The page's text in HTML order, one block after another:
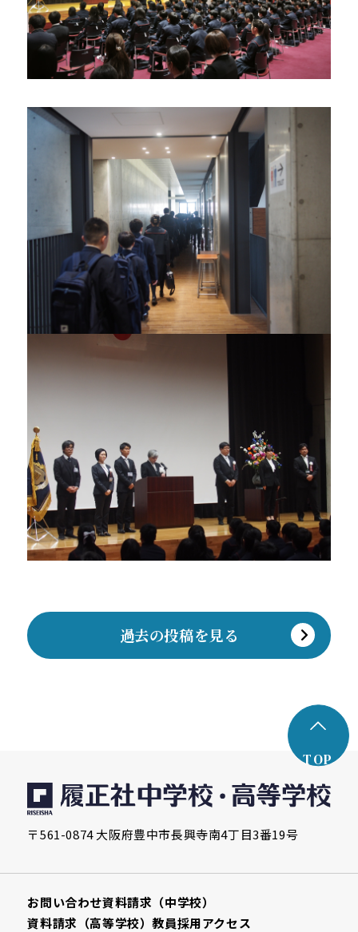
過去の投稿を見る
TOP
〒561-0874 大阪府豊中市長興寺南4丁目3番19号
お問い合わせ資料請求（中学校）
資料請求（高等学校）教員採用アクセス